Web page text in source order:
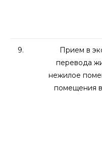
9.
Прием в
перевода
нежилое
помещения